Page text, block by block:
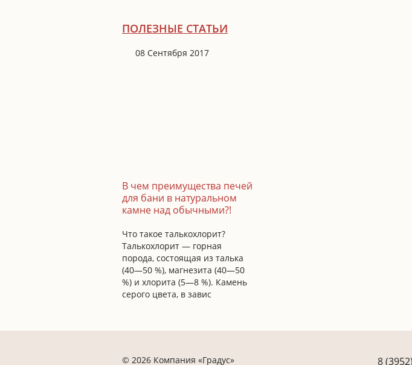
ПОЛЕЗНЫЕ СТАТЬИ
08 Сентября 2017
В чем преимущества печей
для бани в натуральном
камне над обычными?!
Что такое талькохлорит?
Талькохлорит — горная
порода, состоящая из талька
(40—50 %), магнезита (40—50
%) и хлорита (5—8 %). Камень
серого цвета, в завис
© 2026 Компания «Градус» 8 (3952)